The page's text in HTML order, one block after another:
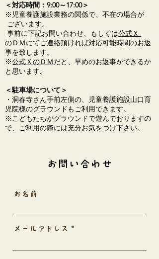
＜対応時間：9:00～17:00＞
※児童養護施設業務の関係で、不在の場合が
ございます。
事前に下記お問い合わせ、もしくは公式Ｘ
のＤＭにてご連絡頂ければ対応可能時間のお返
事を致します。
※公式ＸのＤＭだと、早めのお返事ができるか
と思います。
＜駐車場について＞
・洞春寺さん手前左側の、児童養護施設山口育
児院様のグラウンドもご利用できます。
※こどもたちがグラウンドで遊んでおりますの
で、 ご利用の際には充分お気をつけ下さい。
お問い合わせ
お名前
メールアドレス